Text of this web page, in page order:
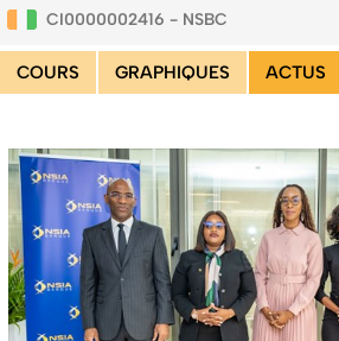
CI0000002416 - NSBC
COURS GRAPHIQUES ACTUS